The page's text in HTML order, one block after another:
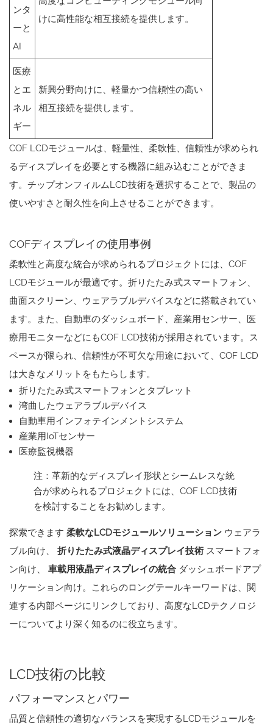
ンタ
ーと
AI
けに高性能な相互接続を提供します。
医療
とエ
ネル
ギー
新興分野向けに、軽量かつ信頼性の高い
相互接続を提供します。
COF LCDモジュールは、軽量性、柔軟性、信頼性が求められ
るディスプレイを必要とする機器に組み込むことができま
す。チップオンフィルムLCD技術を選択することで、製品の
使いやすさと耐久性を向上させることができます。
COFディスプレイの使用事例
柔軟性と高度な統合が求められるプロジェクトには、COF
LCDモジュールが最適です。折りたたみ式スマートフォン、
曲面スクリーン、ウェアラブルデバイスなどに搭載されてい
ます。また、自動車のダッシュボード、産業用センサー、医
療用モニターなどにもCOF LCD技術が採用されています。ス
ペースが限られ、信頼性が不可欠な用途において、COF LCD
は大きなメリットをもたらします。
折りたたみ式スマートフォンとタブレット
湾曲したウェアラブルデバイス
自動車用インフォテインメントシステム
産業用IoTセンサー
医療監視機器
注：革新的なディスプレイ形状とシームレスな統
合が求められるプロジェクトには、COF LCD技術
を検討することをお勧めします。
探索できます 柔軟なLCDモジュールソリューション ウェアラ
ブル向け、 折りたたみ式液晶ディスプレイ技術 スマートフォ
ン向け、 車載用液晶ディスプレイの統合 ダッシュボードアプ
リケーション向け。これらのロングテールキーワードは、関
連する内部ページにリンクしており、高度なLCDテクノロジ
ーについてより深く知るのに役立ちます。
LCD技術の比較
パフォーマンスとパワー
品質と信頼性の適切なバランスを実現するLCDモジュールを